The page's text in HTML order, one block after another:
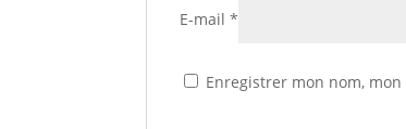
E-mail*
Enregistrer mon nom,